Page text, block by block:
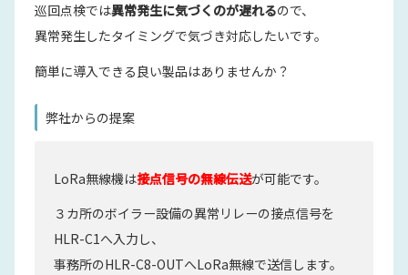
巡回点検では異常発生に気づくのが遅れるので、
異常発生したタイミングで気づき対応したいです。
簡単に導入できる良い製品はありませんか？
弊社からの提案
LoRa無線機は接点信号の無線伝送が可能です。
３カ所のボイラー設備の異常リレーの接点信号を
HLR-C1へ入力し、
事務所のHLR-C8-OUTへLoRa無線で送信します。